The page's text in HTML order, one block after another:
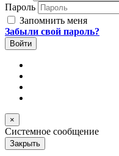
Пароль
Запомнить меня
Забыли свой пароль?
×
Системное сообщение
Закрыть